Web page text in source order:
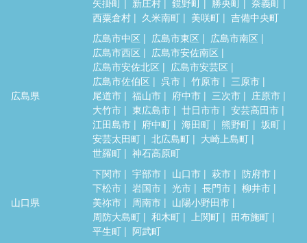
西粟倉村
久米南町 美咲町 吉備中央町
広島県
広島市中区 広島市東区
広島市南区
広島市西区
広島市安佐南区
広島市安佐北区
広島市安芸区
広島市佐伯区
呉市 竹原市
三原市
尾道市
福山市 府中市 三次市
庄原市
大竹市
東広島市 廿日市市
安芸高田市
江田島市
府中町 海田町 熊野町
坂町
安芸太田町
北広島町
大崎上島町
世羅町
神石高原町
山口県
下関市 宇部市 山口市 萩市
防府市
下松市
岩国市 光市 長門市
柳井市
美祢市
周南市
山陽小野田市
周防大島町
和木町 上関町
田布施町
平生町
阿武町